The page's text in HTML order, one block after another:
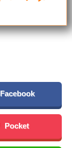
Facebook
Pocket